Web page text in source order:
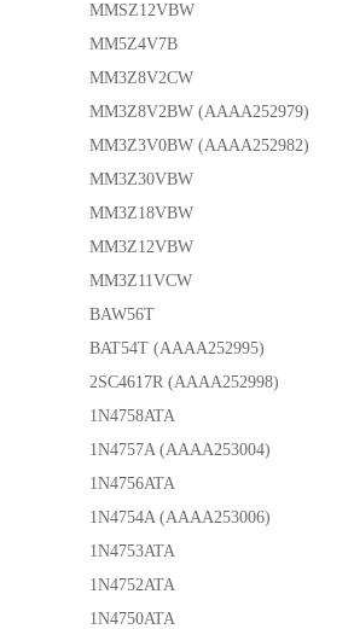
MMSZ12VBW
MM5Z4V7B
MM3Z8V2CW
MM3Z8V2BW (AAAA252979)
MM3Z3V0BW (AAAA252982)
MM3Z30VBW
MM3Z18VBW
MM3Z12VBW
MM3Z11VCW
BAW56T
BAT54T (AAAA252995)
2SC4617R (AAAA252998)
1N4758ATA
1N4757A (AAAA253004)
1N4756ATA
1N4754A (AAAA253006)
1N4753ATA
1N4752ATA
1N4750ATA